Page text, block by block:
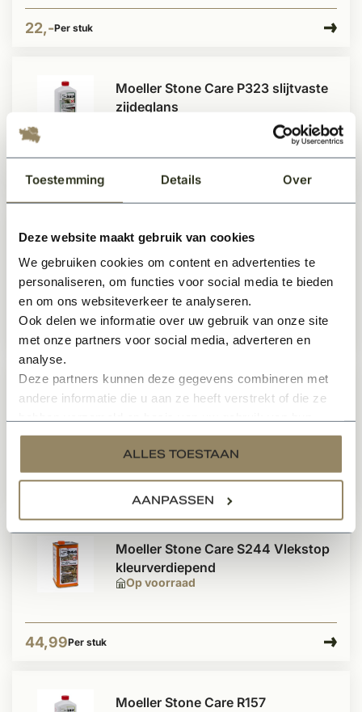
Toestemming Details Over
Deze website maakt gebruik van cookies
We gebruiken cookies om content en advertenties te
personaliseren, om functies voor social media te bieden
en om ons websiteverkeer te analyseren.
Ook delen we informatie over uw gebruik van onze site
met onze partners voor social media, adverteren en
analyse.
Deze partners kunnen deze gegevens combineren met
andere informatie die u aan ze heeft verstrekt of die ze
services.
ALLES TOESTAAN
AANPASSEN
22,-Per stuk
Moeller Stone Care P323 slijtvaste
zijdeglans
18,99Per stuk
Op voorraad
Moeller Stone Care R183
Cementsluier-Ex
19,-Per stuk
Moeller Stone Care P328 Cotto
Op voorraad
Moeller Stone Care S244 Vlekstop
kleurverdiepend
44,99Per stuk
Moeller Stone Care R157